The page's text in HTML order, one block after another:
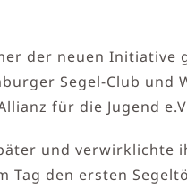
der neuen Initiative
Segel-Club
für die Jugend
und verwirklichte
Tag den ersten